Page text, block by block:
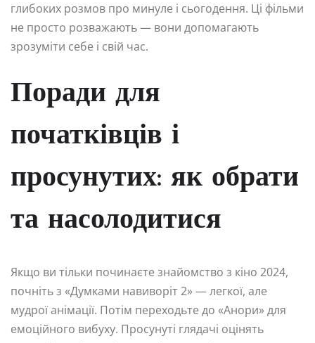
глибоких розмов про минуле і сьогодення. Ці фільми
не просто розважають — вони допомагають
зрозуміти себе і свій час.
Поради для
початківців і
просунутих: як обрати
та насолодитися
Якщо ви тільки починаєте знайомство з кіно 2024,
почніть з «Думками навиворіт 2» — легкої, але
мудрої анімації. Потім переходьте до «Анори» для
емоційного вибуху. Просунуті глядачі оцінять